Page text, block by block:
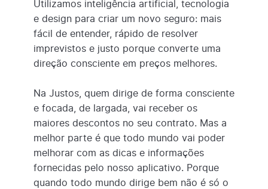
Utilizamos inteligência artificial, tecnologia
e design para criar um novo seguro: mais
fácil de entender, rápido de resolver
imprevistos e justo porque converte uma
direção consciente em preços melhores.
Na Justos, quem dirige de forma consciente
e focada, de largada, vai receber os
maiores descontos no seu contrato. Mas a
melhor parte é que todo mundo vai poder
melhorar com as dicas e informações
fornecidas pelo nosso aplicativo. Porque
quando todo mundo dirige bem não é só o